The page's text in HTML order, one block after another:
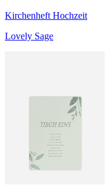
Kirchenheft Hochzeit
Lovely Sage